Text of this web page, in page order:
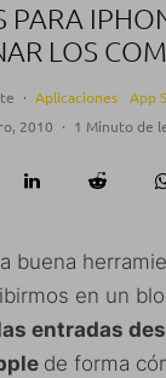
PARA
LOS
· Aplicaciones App
2010 · 1 Minuto de
buena
en un
entradas
de forma